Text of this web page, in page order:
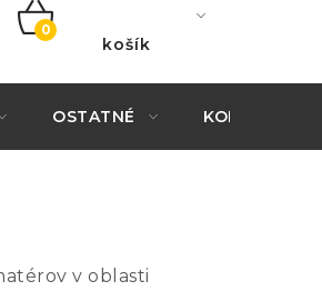
NÁKUPNÝ
košík
OSTATNÉ KONTAKTY
v oblasti